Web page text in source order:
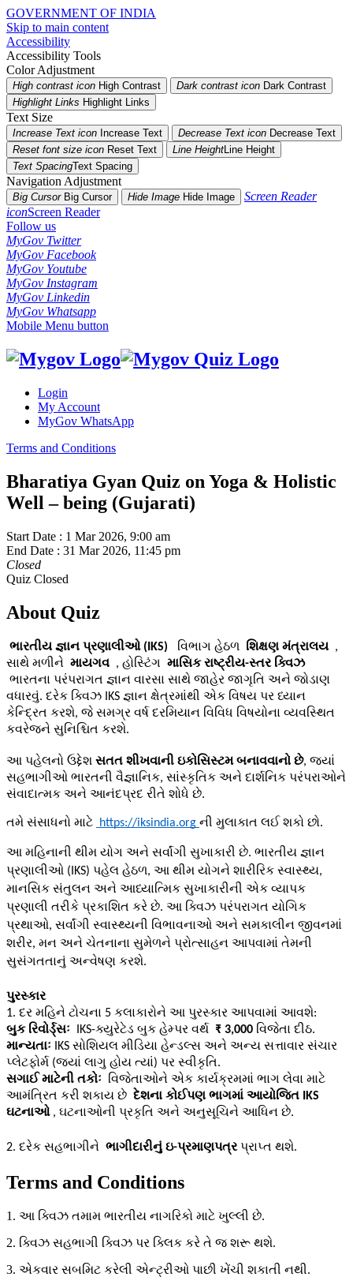
GOVERNMENT OF INDIA
Skip to main content
Accessibility
Accessibility Tools
Color Adjustment
High contrast icon High Contrast Dark contrast icon Dark Contrast
Highlight Links Highlight Links
Text Size
Increase Text icon Increase Text Decrease Text icon Decrease Text
Reset font size icon Reset Text Line HeightLine Height
Text SpacingText Spacing
Navigation Adjustment
Big CursorBig Cursor Hide Image Hide Image
Screen Reader
iconScreen Reader
Follow us
MyGov Twitter
MyGov Facebook
MyGov Youtube
MyGov Instagram
MyGov Linkedin
MyGov Whatsapp
Mobile Menu button
Login
My Account
MyGov WhatsApp
Terms and Conditions
Bharatiya Gyan Quiz on Yoga & Holistic
Well – being (Gujarati)
Start Date : 1 Mar 2026, 9:00 am
End Date : 31 Mar 2026, 11:45 pm
Closed
Quiz Closed
About Quiz
ભારતીય જ્ઞાન પ્રણાલીઓ (IKS) વિભાગ હેઠળ શિક્ષણ મંત્રાલય ,
સાથે મળીને માયગવ , હોસ્ટિંગ
માસિક રાષ્ટ્રીય-સ્તર ક્વિઝ
ભારતના પરંપરાગત જ્ઞાન વારસા સાથે જાહેર જાગૃતિ અને જોડાણ
વધારવું. દરેક ક્વિઝ IKS જ્ઞાન ક્ષેત્રમાંથી એક વિષય પર ધ્યાન
કેન્દ્રિત કરશે, જે સમગ્ર વર્ષ દરમિયાન વિવિધ વિષયોના વ્યવસ્થિત
કવરેજને સુનિશ્ચિત કરશે.
આ પહેલનો ઉદ્દેશ સતત શીખવાની ઇકોસિસ્ટમ બનાવવાનો છે, જ્યાં
સહભાગીઓ ભારતની વૈજ્ઞાનિક, સાંસ્કૃતિક અને દાર્શનિક પરંપરાઓને
સંવાદાત્મક અને આનંદપ્રદ રીતે શોધે છે.
તમે સંસાધનો માટે https://iksindia.org ની મુલાકાત લઈ શકો છો.
આ મહિનાની થીમ યોગ અને સર્વાંગી સુખાકારી છે. ભારતીય જ્ઞાન
પ્રણાલીઓ (IKS) પહેલ હેઠળ, આ થીમ યોગને શારીરિક સ્વાસ્થ્ય,
માનસિક સંતુલન અને આધ્યાત્મિક સુખાકારીની એક વ્યાપક
પ્રણાલી તરીકે પ્રકાશિત કરે છે. આ ક્વિઝ પરંપરાગત યોગિક
પ્રથાઓ, સર્વાંગી સ્વાસ્થ્યની વિભાવનાઓ અને સમકાલીન જીવનમાં
શરીર, મન અને ચેતનાના સુમેળને પ્રોત્સાહન આપવામાં તેમની
સુસંગતતાનું અન્વેષણ કરશે.
પુરસ્કાર
1. દર મહિને ટોચના 5 કલાકારોને આ પુરસ્કાર આપવામાં આવશે:
બુક રિવોર્ડ્સઃ
IKS-ક્યુરેટેડ બુક હેમ્પર વર્થ ₹ 3,000 વિજેતા દીઠ.
માન્યતાઃ
IKS સોશિયલ મીડિયા હેન્ડલ્સ અને અન્ય સત્તાવાર સંચાર
પ્લેટફોર્મ (જ્યાં લાગુ હોય ત્યાં) પર સ્વીકૃતિ.
સગાઈ માટેની તકોઃ
વિજેતાઓને એક કાર્યક્રમમાં ભાગ લેવા માટે
આમંત્રિત કરી શકાય છે દેશના કોઈપણ ભાગમાં આયોજિત IKS
ઘટનાઓ, ઘટનાઓની પ્રકૃતિ અને અનુસૂચિને આધિન છે.
2. દરેક સહભાગીને ભાગીદારીનું ઇ-પ્રમાણપત્ર પ્રાપ્ત થશે.
Terms and Conditions
1. આ ક્વિઝ તમામ ભારતીય નાગરિકો માટે ખુલ્લી છે.
2. ક્વિઝ સહભાગી ક્વિઝ પર ક્લિક કરે તે જ શરૂ થશે.
3. એકવાર સબમિટ કરેલી એન્ટ્રીઓ પાછી ખેંચી શકાતી નથી.